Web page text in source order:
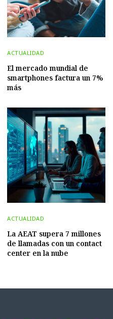
ACTUALIDAD
El mercado mundial de
smartphones factura un 7%
más
ACTUALIDAD
La AEAT supera 7 millones
de llamadas con un contact
center en la nube